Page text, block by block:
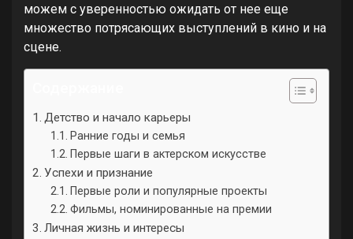
можем с уверенностью ожидать от нее еще
множество потрясающих выступлений в кино и на
сцене.
Детство и начало карьеры
Ранние годы и семья
Первые шаги в актерском искусстве
Успехи и признание
Первые роли и популярные проекты
Фильмы, номинированные на премии
Личная жизнь и интересы